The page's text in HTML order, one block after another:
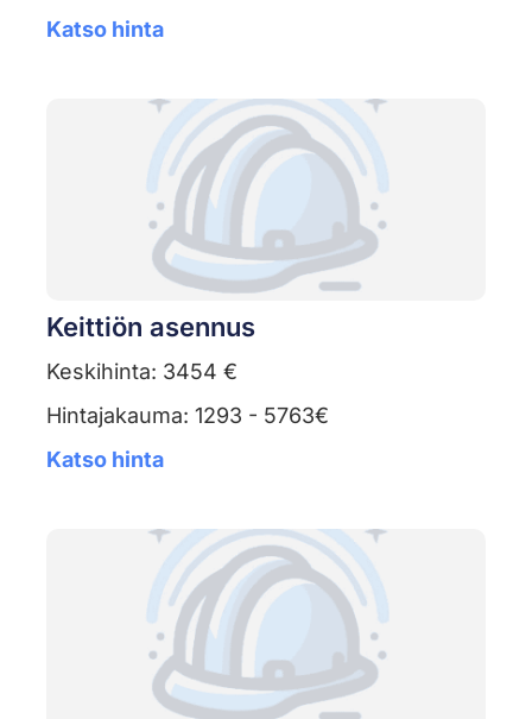
Katso hinta
Keittiön asennus
Keskihinta: 3454 €
Hintajakauma: 1293 - 5763€
Katso hinta